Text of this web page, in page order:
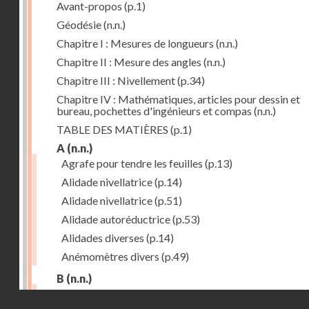
Avant-propos (p.1)
Géodésie(n.n.)
Chapitre I : Mesures de longueurs (n.n.)
Chapitre II : Mesure des angles (n.n.)
Chapitre III : Nivellement(p.34)
Chapitre IV : Mathématiques, articles pour dessin et
bureau, pochettes d'ingénieurs et compas (n.n.)
TABLE DES MATIÈRES (p.1)
A (n.n.)
Agrafe pour tendre les feuilles (p.13)
Alidade nivellatrice(p.14)
Alidade nivellatrice(p.51)
Alidade autoréductrice(p.53)
Alidades diverses (p.14)
Anémomètres divers (p.49)
B (n.n.)
Barème graphique(p.53)